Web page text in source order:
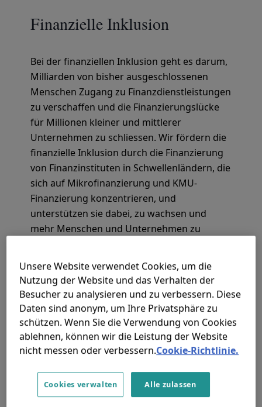
Finanzielle Inklusion
Bei der finanziellen Inklusion geht es darum,
Milliarden von bisher ausgeschlossenen
Menschen Zugang zu Finanzdienstleistungen
zu verschaffen und die Finanzierungslücke
für Millionen kleiner und mittlerer
Unternehmen zu schliessen. Wir fördern die
finanzielle Inklusion durch die Finanzierung
von Finanzinstituten in Schwellenländern, die
sich auf Mikrofinanzierung und KMU-
Finanzierung konzentrieren, und
unterstützen sie dabei, zu wachsen und
mehr Menschen und Unternehmen zu
Mehr über Finanzielle Inklusion
Unsere Website verwendet Cookies, um die
Nutzung der Website und das Verhalten der
Besucher zu analysieren und zu verbessern. Diese
Daten sind anonym, um Ihre Privatsphäre zu
schützen. Wenn Sie die Verwendung von Cookies
ablehnen, können wir die Leistung der Website
nicht messen oder verbessern.Cookie-Richtlinie.
Alle zulassen
Cookies verwalten